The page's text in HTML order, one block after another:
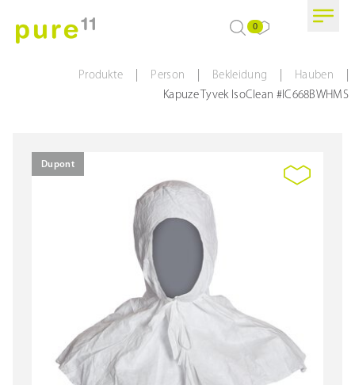
0
Produkte Person Bekleidung Hauben
Kapuze Tyvek IsoClean #IC668BWHMS
Dupont